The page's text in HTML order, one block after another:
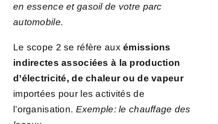
en essence et gasoil de votre parc
automobile.
Le scope 2 se réfère auxémissions
indirectes associées à la production
d’électricité, de chaleur ou de vapeur
importées pour les activités de
l’organisation. Exemple: le chauffage des